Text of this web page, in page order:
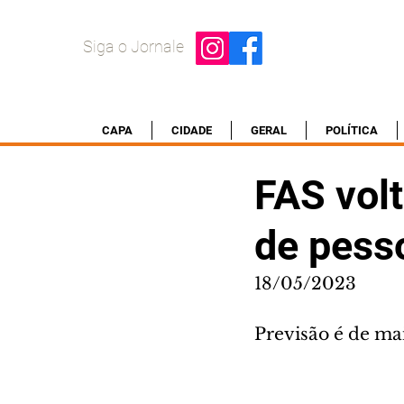
Siga o Jornale
CAPA CIDADE GERAL POLÍTICA
FAS
de
18/05/2023
Previsão é de